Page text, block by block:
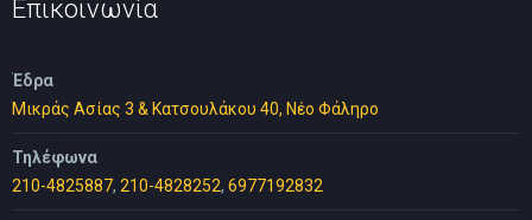
Επικοινωνία
Έδρα
Μικράς Ασίας 3 & Κατσουλάκου 40, Νέο Φάληρο
Τηλέφωνα
210-4825887, 210-4828252, 6977192832